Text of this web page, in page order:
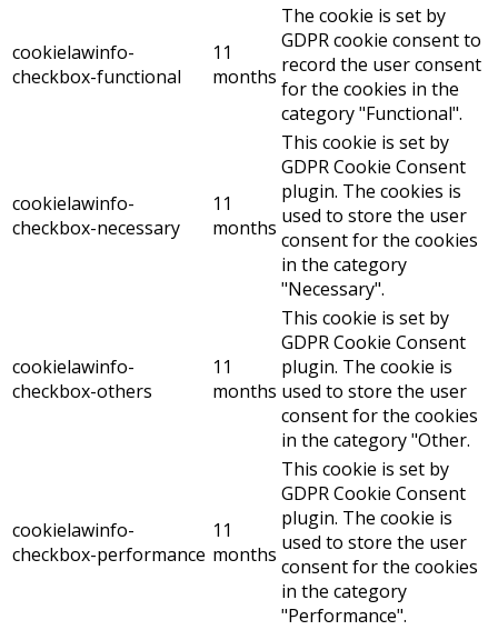
cookielawinfo-
checkbox-functional
11
months
The cookie is set by
GDPR cookie consent to
record the user consent
for the cookies in the
category "Functional".
cookielawinfo-
checkbox-necessary
11
months
This cookie is set by
GDPR Cookie Consent
plugin. The cookies is
used to store the user
consent for the cookies
in the category
"Necessary".
cookielawinfo-
checkbox-others
11
months
This cookie is set by
GDPR Cookie Consent
plugin. The cookie is
used to store the user
consent for the cookies
in the category "Other.
cookielawinfo-
checkbox-performance
11
months
This cookie is set by
GDPR Cookie Consent
plugin. The cookie is
used to store the user
consent for the cookies
in the category
"Performance".